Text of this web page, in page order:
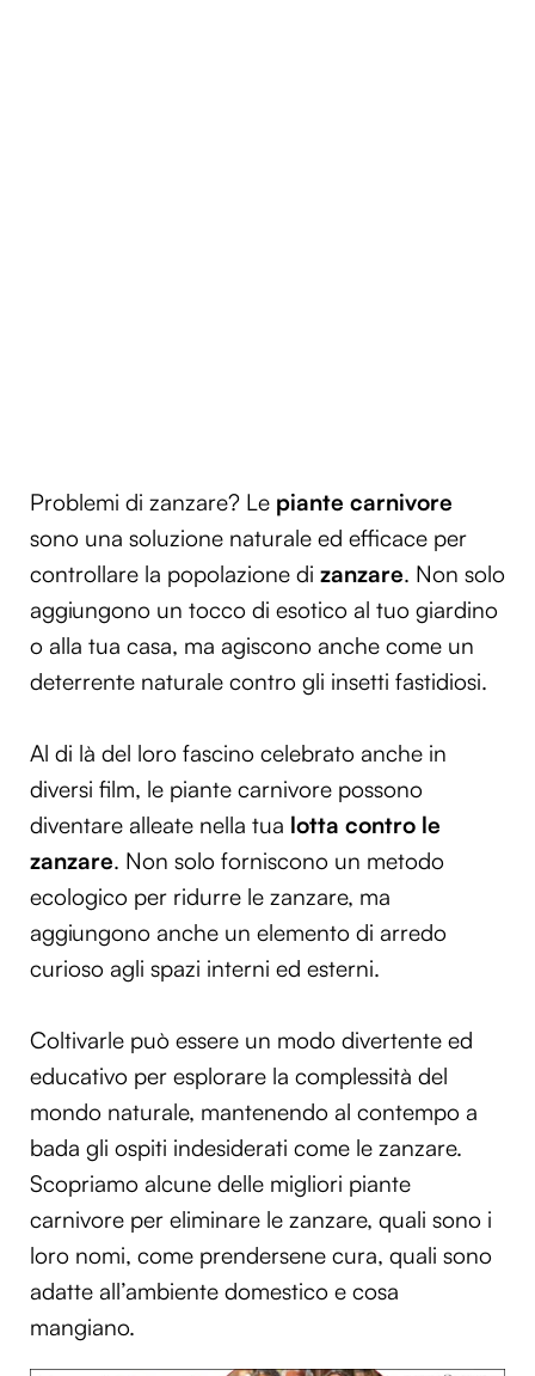
Problemi di zanzare? Le piante carnivore
sono una soluzione naturale ed efficace per
controllare la popolazione di zanzare. Non solo
aggiungono un tocco di esotico al tuo giardino
o alla tua casa, ma agiscono anche come un
deterrente naturale contro gli insetti fastidiosi.
Al di là del loro fascino celebrato anche in
diversi film, le piante carnivore possono
diventare alleate nella tua lotta contro le
zanzare. Non solo forniscono un metodo
ecologico per ridurre le zanzare, ma
aggiungono anche un elemento di arredo
curioso agli spazi interni ed esterni.
Coltivarle può essere un modo divertente ed
educativo per esplorare la complessità del
mondo naturale, mantenendo al contempo a
bada gli ospiti indesiderati come le zanzare.
Scopriamo alcune delle migliori piante
carnivore per eliminare le zanzare, quali sono i
loro nomi, come prendersene cura, quali sono
adatte all’ambiente domestico e cosa
mangiano.